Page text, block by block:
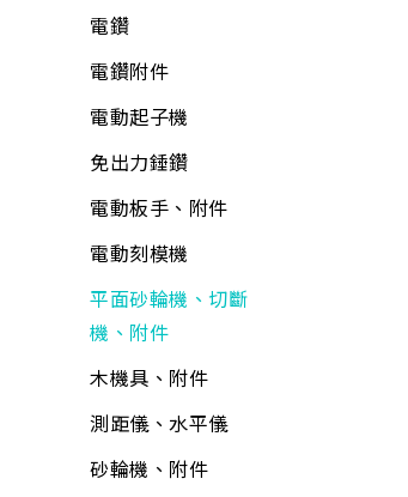
稀釋劑
木器漆
工具組
水龍頭組
加壓機、抽水機
包裝材料
平面砂輪機、切斷
機、附件
各式剪刀
ALD延長線
油漆工具
水壺、水杯、水瓶
打火機、瓦斯爐
折疊桌、椅、收納櫃
水桶、垃圾桶、油桶
水盆、腳桶
置物收納
巧拼墊、地墊
清掃用具
清潔劑
芳香、除臭、除濕劑
防蟲、殺蟲劑
剪
鑷子
夾具
螺絲工具
銼刀、研磨
鐵工用品
其他手工具
工具箱、零件盒
清洗劑
吊掛用品
輪
水泥漆、乳膠漆
調合漆、油漆
木器漆
噴漆
防水漆
防壁癌、除霉
水泥砂、填縫劑
油漆工具
黏劑工具
研磨工具
牛油、潤滑油
水龍頭
外牙、三通
水栓附件
鋼絲軟管
面盆、水槽
流理台附件
面盆附件
排水口、地板落水
馬桶、水箱附件
鏡箱
抽排風機
磅秤、電子秤
花盆
培養土
肥料
噴水壺
園藝用具
寵物用品
驅除害蟲用具
捕蟲網
防曬用品
固定繩、鍊
電鑽
電鑽附件
電動起子機
免出力錘鑽
電動板手、附件
電動刻模機
平面砂輪機、切斷
機、附件
木機具、附件
測距儀、水平儀
砂輪機、附件
$1,700
BOSCH 3分電鑽(GBM-10RE)
$1,700
GBM10RE(450W)